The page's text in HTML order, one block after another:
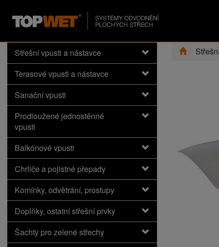
Střešní vpusti a nástavce
Terasové vpusti a nástavce
Sanační vpusti
Prodloužené jednostěnné
vpusti
Balkónové vpusti
Chrliče a pojistné přepady
Komínky, odvětrání, prostupy
Doplňky, ostatní střešní prvky
Šachty pro zelené střechy